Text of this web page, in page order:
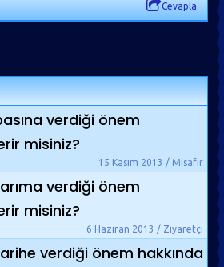
Cevapla
verdiği önem
misiniz?
15 Kasım 2013 / Misafir
verdiği önem
misiniz?
6 Haziran 2013 / Ziyaretçi
verdiği önem hakkında